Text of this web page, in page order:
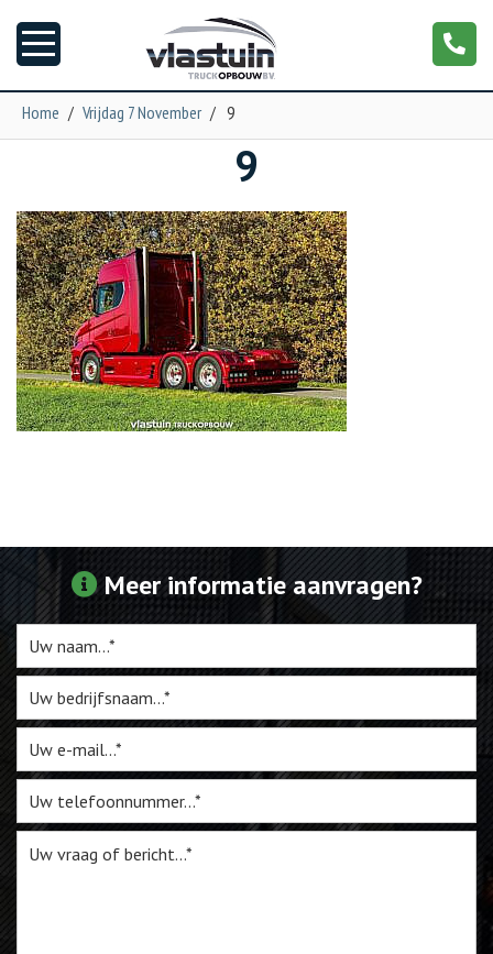
Truckopbouw
Garage
Trailers
Torpedo
Te Koop
Miniatuur
Vacatures
Contact
Home / Vrijdag 7 November / 9
9
Meer informatie aanvragen?